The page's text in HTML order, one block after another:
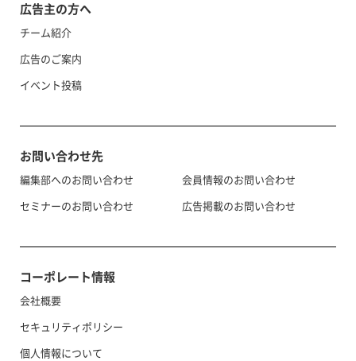
広告主の方へ
チーム紹介
広告のご案内
イベント投稿
お問い合わせ先
編集部へのお問い合わせ
セミナーのお問い合わせ
会員情報のお問い合わせ
広告掲載のお問い合わせ
コーポレート情報
会社概要
セキュリティポリシー
個人情報について